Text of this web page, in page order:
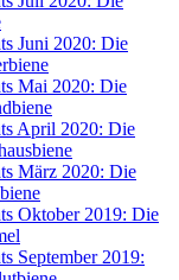
Juni 2020: Die
Mai 2020: Die
April 2020: Die
März 2020: Die
Oktober 2019: Die
September 2019: